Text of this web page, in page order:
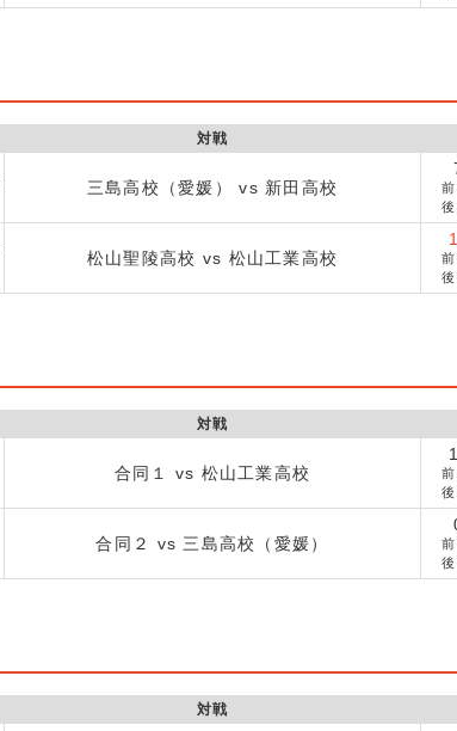
対戦
三島高校（愛媛） vs 新田高校
松山聖陵高校 vs 松山工業高校
対戦
合同１ vs 松山工業高校
合同２ vs 三島高校（愛媛）
対戦